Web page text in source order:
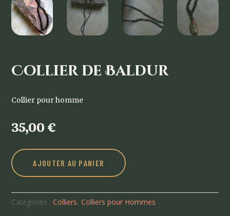
Collier de Baldur
Collier pour homme
35,00 €
AJOUTER AU PANIER
Catégories :Colliers,Colliers pour Hommes